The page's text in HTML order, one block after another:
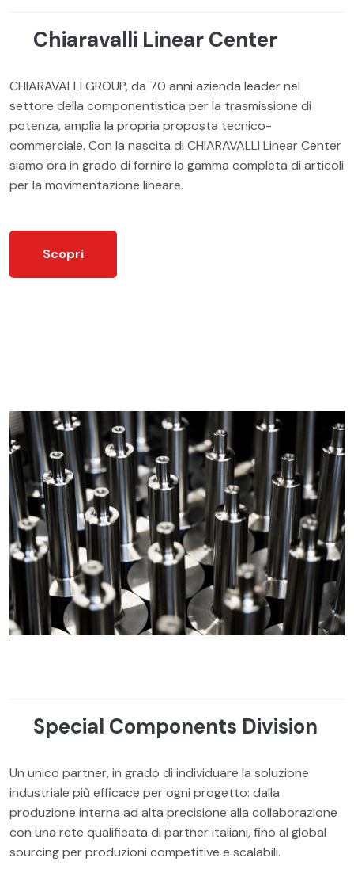
Chiaravalli Linear Center
CHIARAVALLI GROUP, da 70 anni azienda leader nel
settore della componentistica per la trasmissione di
potenza, amplia la propria proposta tecnico-
commerciale. Con la nascita di CHIARAVALLI Linear Center
siamo ora in grado di fornire la gamma completa di articoli
per la movimentazione lineare.
Scopri
Special Components Division
Un unico partner, in grado di individuare la soluzione
industriale più efficace per ogni progetto: dalla
produzione interna ad alta precisione alla collaborazione
con una rete qualificata di partner italiani, fino al global
sourcing per produzioni competitive e scalabili.